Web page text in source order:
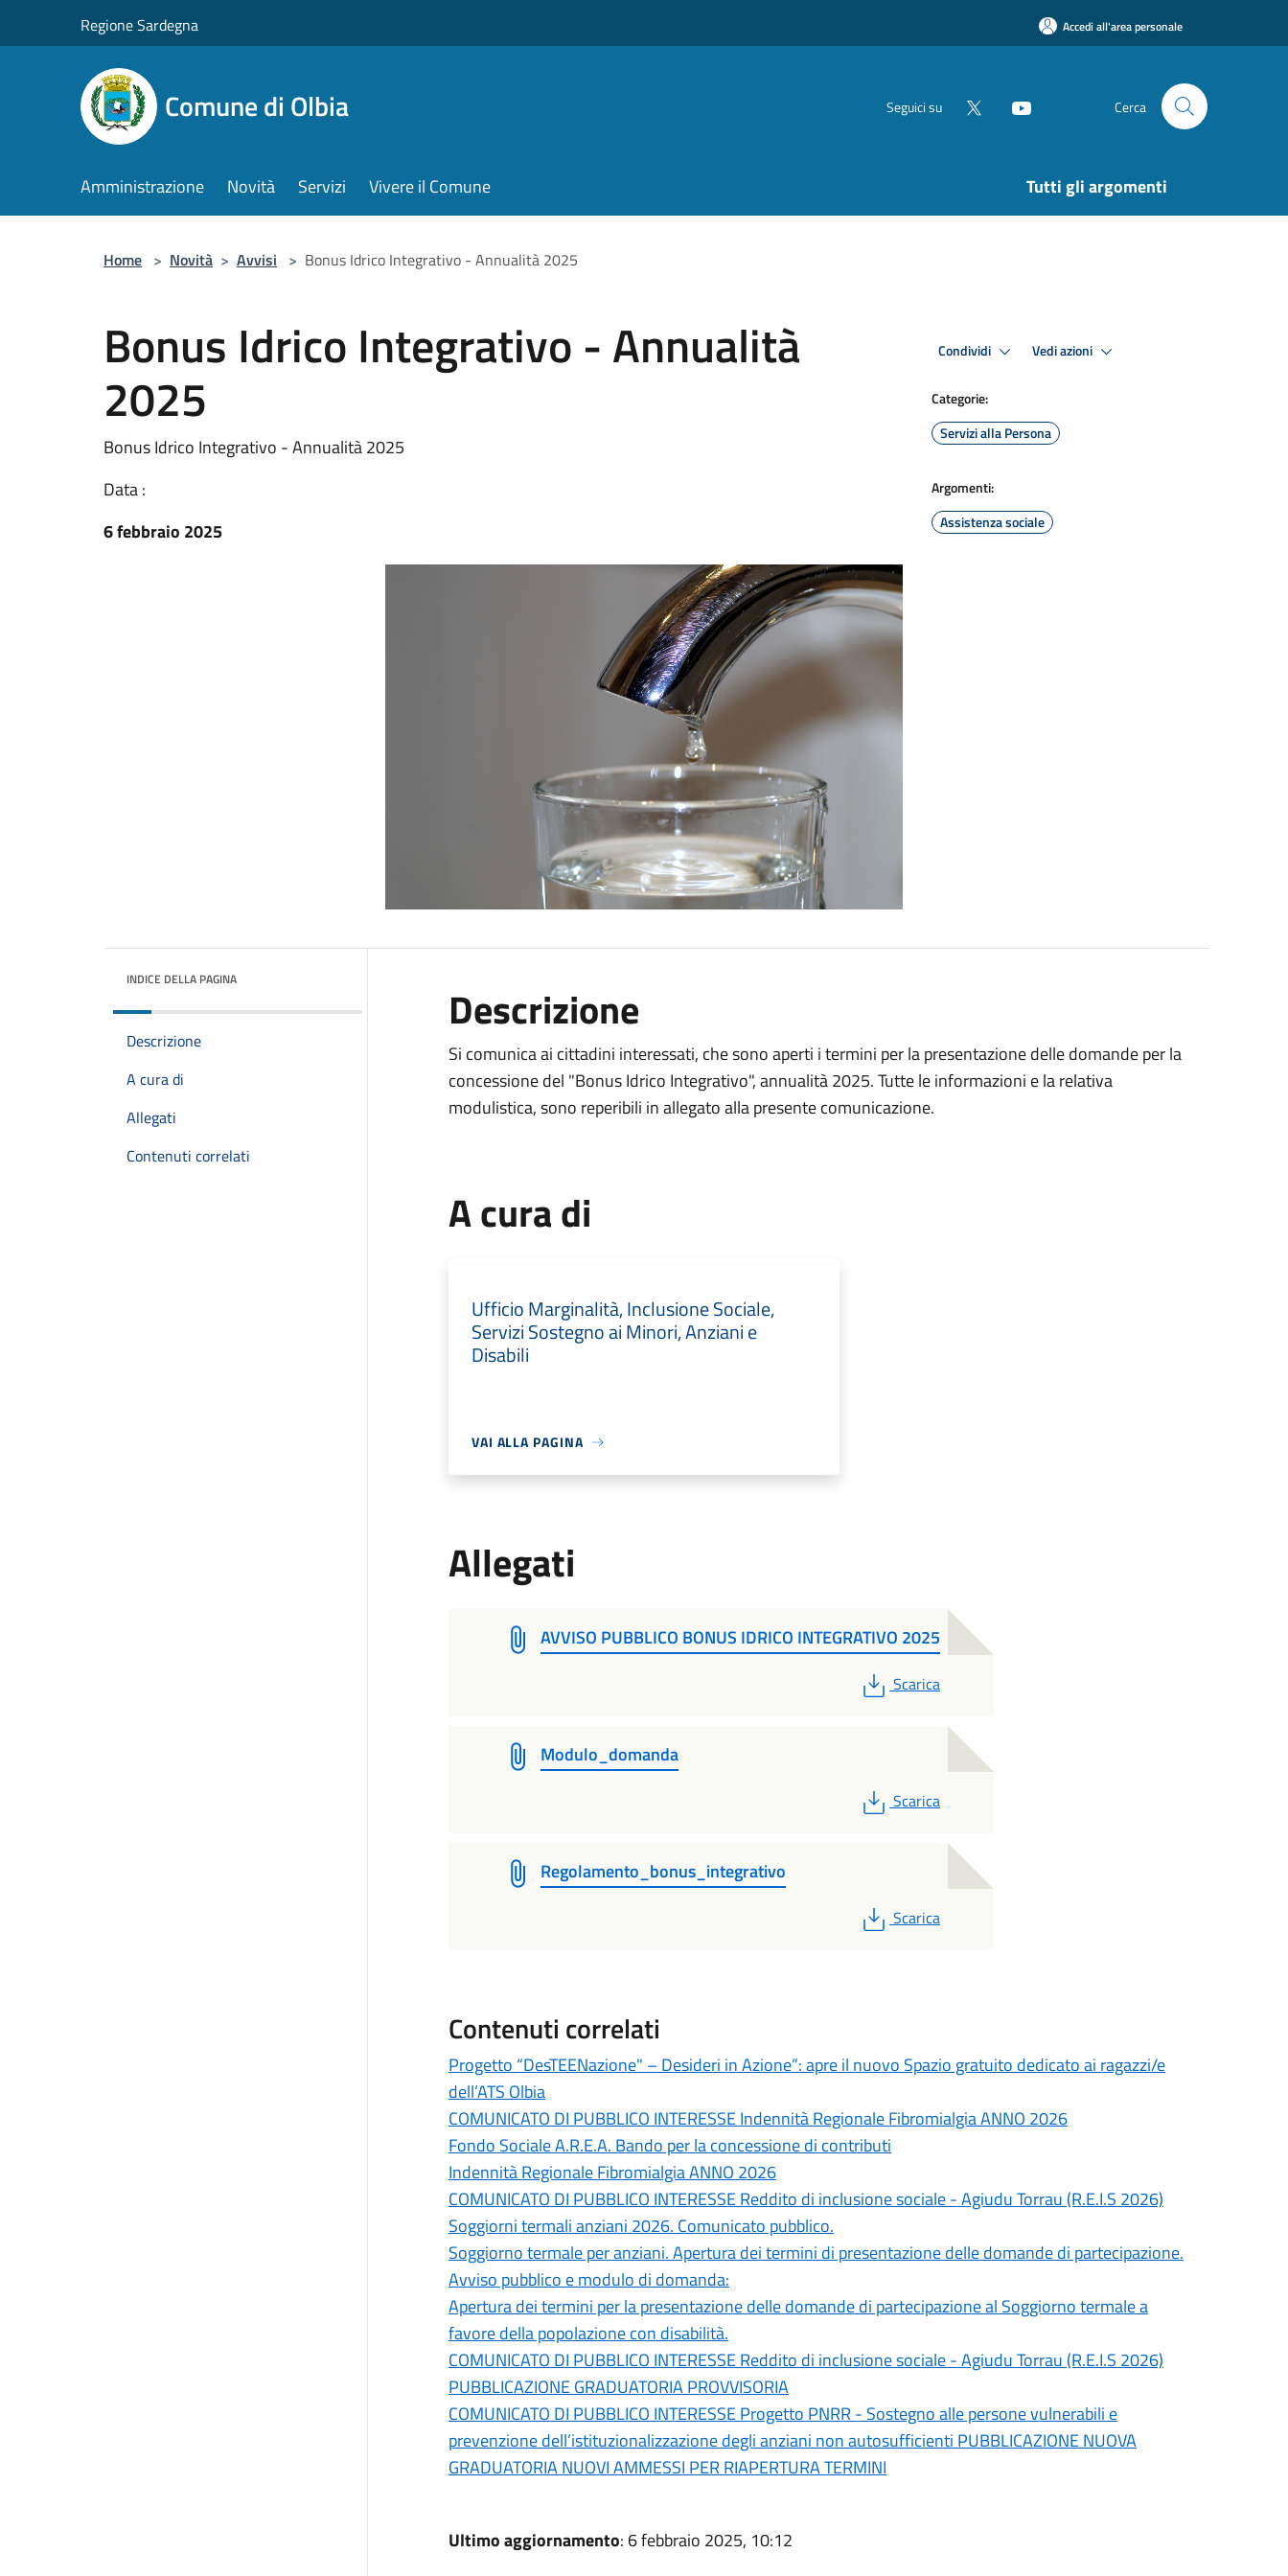
Regione Sardegna Accedi all'area personale
Comune di Olbia Seguici su Cerca
Amministrazione Novità Servizi Vivere il Comune Tutti gli argomenti
Home > Novità > Avvisi > Bonus Idrico Integrativo - Annualità 2025
Bonus Idrico Integrativo - Annualità
2025
Bonus Idrico Integrativo - Annualità 2025
Data :
6 febbraio 2025
Condividi Vedi azioni
Categorie:
Servizi alla Persona
Argomenti:
Assistenza sociale
INDICE DELLA PAGINA
Descrizione
A cura di
Allegati
Contenuti correlati
Descrizione
Si comunica ai cittadini interessati, che sono aperti i termini per la presentazione delle domande per la
concessione del "Bonus Idrico Integrativo", annualità 2025. Tutte le informazioni e la relativa
modulistica, sono reperibili in allegato alla presente comunicazione.
A cura di
Ufficio Marginalità, Inclusione Sociale,
Servizi Sostegno ai Minori, Anziani e
Disabili
VAI ALLA PAGINA
Allegati
AVVISO PUBBLICO BONUS IDRICO INTEGRATIVO 2025
PDF
Scarica
Modulo_domanda
PDF
Scarica
Regolamento_bonus_integrativo
PDF
Scarica
Contenuti correlati
Progetto “DesTEENazione" – Desideri in Azione”: apre il nuovo Spazio gratuito dedicato ai ragazzi/e
dell’ATS Olbia
COMUNICATO DI PUBBLICO INTERESSE Indennità Regionale Fibromialgia ANNO 2026
Fondo Sociale A.R.E.A. Bando per la concessione di contributi
Indennità Regionale Fibromialgia ANNO 2026
COMUNICATO DI PUBBLICO INTERESSE Reddito di inclusione sociale - Agiudu Torrau (R.E.I.S 2026)
Soggiorni termali anziani 2026. Comunicato pubblico.
Soggiorno termale per anziani. Apertura dei termini di presentazione delle domande di partecipazione.
Avviso pubblico e modulo di domanda:
Apertura dei termini per la presentazione delle domande di partecipazione al Soggiorno termale a
favore della popolazione con disabilità.
COMUNICATO DI PUBBLICO INTERESSE Reddito di inclusione sociale - Agiudu Torrau (R.E.I.S 2026)
PUBBLICAZIONE GRADUATORIA PROVVISORIA
COMUNICATO DI PUBBLICO INTERESSE Progetto PNRR - Sostegno alle persone vulnerabili e
prevenzione dell’istituzionalizzazione degli anziani non autosufficienti PUBBLICAZIONE NUOVA
GRADUATORIA NUOVI AMMESSI PER RIAPERTURA TERMINI
Ultimo aggiornamento: 6 febbraio 2025, 10:12